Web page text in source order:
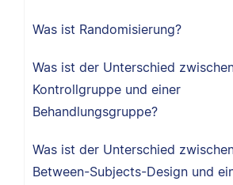
Was ist Randomisierung?
Was ist der Unterschied
Kontrollgruppe und einer
Behandlungsgruppe?
Was ist der Unterschied
Between-Subjects-Design und